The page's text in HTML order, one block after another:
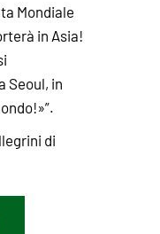
Mondiale
in Asia!
Seoul, in
di